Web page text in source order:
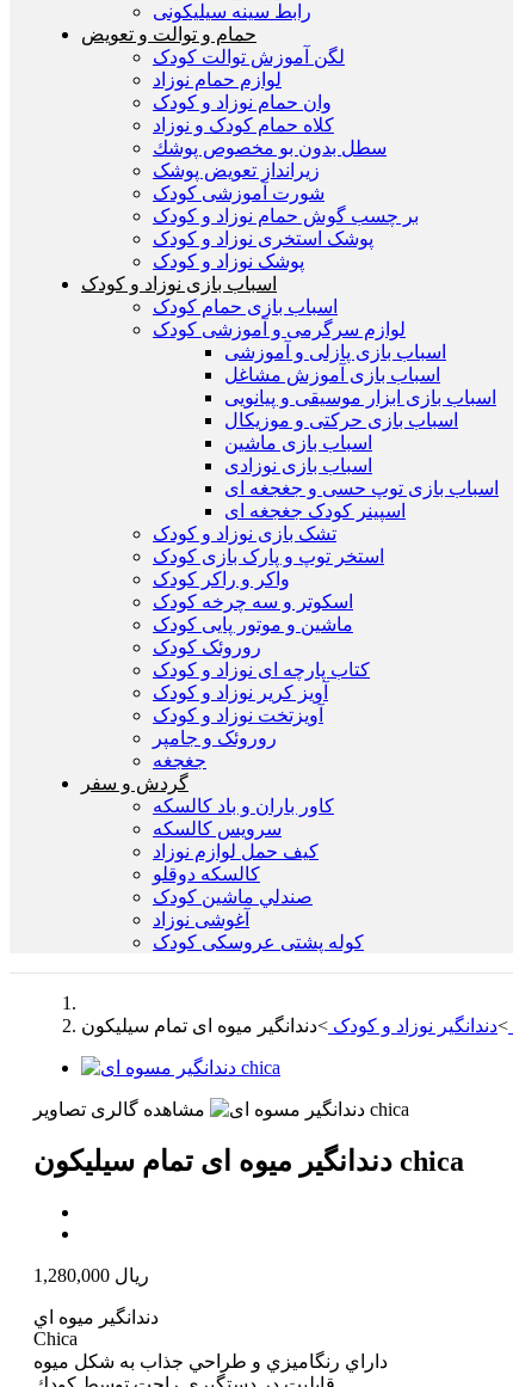
رابط سینه سیلیکونی
حمام و توالت و تعویض
لگن آموزش توالت کودک
لوازم حمام نوزاد
وان حمام نوزاد و کودک
کلاه حمام کودک و نوزاد
سطل بدون بو مخصوص پوشك
زیرانداز تعویض پوشک
شورت آموزشی کودک
بر چسب گوش حمام نوزاد و کودک
پوشک استخری نوزاد و کودک
پوشک نوزاد و کودک
اسباب بازی نوزاد و کودک
اسباب بازی حمام کودک
لوازم سرگرمی و آموزشی کودک
اسباب بازی پازلی و آموزشی
اسباب بازی آموزش مشاغل
اسباب بازی ابزار موسیقی و پیانویی
اسباب بازی حرکتی و موزیکال
اسباب بازی ماشین
اسباب بازی نوزادی
اسباب بازی توپ حسی و جغجغه ای
اسپینر کودک جغجغه ای
تشک بازی نوزاد و کودک
استخر توپ و پارک بازی کودک
واکر و راکر کودک
اسکوتر و سه چرخه کودک
ماشین و موتور پایی کودک
روروئک کودک
کتاب پارچه ای نوزاد و کودک
آویز کریر نوزاد و کودک
آويزتخت نوزاد و کودک
روروئک و جامپر
جغجغه
گردش و سفر
کاور باران و باد کالسکه
سرويس كالسكه
كيف حمل لوازم نوزاد
كالسكه دوقلو
صندلي ماشين کودک
آغوشی نوزاد
کوله پشتی عروسکی کودک
>دندانگیر نوزاد و کودک >
مشاهده گالری تصاویر
دندانگیر میوه ای تمام سیلیکون chica
1,280,000 ریال
دندانگير ميوه اي
Chica
داراي رنگاميزي و طراحي جذاب به شكل ميوه